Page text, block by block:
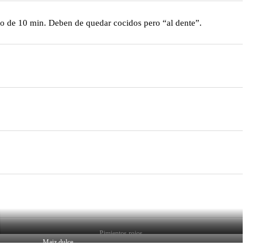
de 10 min. Deben de quedar cocidos pero “al dente”.
Pimientos rojos
Maiz dulce